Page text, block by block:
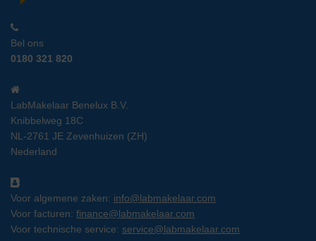
Bel ons
0180 321 820
LabMakelaar Benelux B.V.
Knibbelweg 18C
NL-2761 JE Zevenhuizen (ZH)
Nederland
Voor algemene zaken: info@labmakelaar.com
Voor facturen: finance@labmakelaar.com
Voor technische service: service@labmakelaar.com